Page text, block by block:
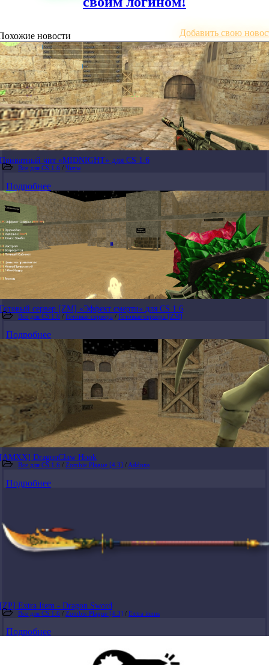
новости Добавить свою
Приватный чит «MIDNIGHT» для CS 1.6
Все для CS 1.6 / Читы
Подробнее
Готовый сервер [ZM] «Эффект смерти» для CS 1.6
Все для CS 1.6 / Готовые сервера / Готовые сервера [ZM]
Подробнее
[AMXX] DragonClaw Hook
Все для CS 1.6 / Zombie Plague [4.3] /Addons
Подробнее
[ZP] Extra Item - Dragon Sword
Все для CS 1.6 / Zombie Plague [4.3] / Extra items
Подробнее